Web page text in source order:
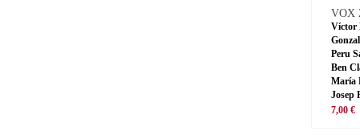
VOX
Víctor
Peru
Ben
María
Josep
7,00 €